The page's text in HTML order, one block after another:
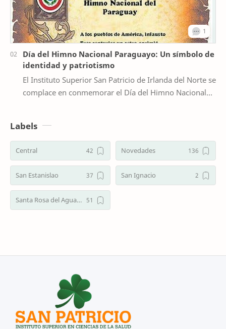
Día del Himno Nacional Paraguayo: Un símbolo de
identidad y patriotismo
El Instituto Superior San Patricio de Irlanda del Norte se
complace en conmemorar el Día del Himno Nacional
Labels
Central Novedades
San Estanislao San Ignacio
Santa Rosa del Aguaray